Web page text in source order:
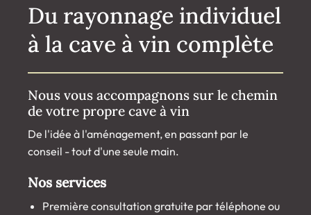
Du rayonnage individuel
à la cave à vin complète
Nous vous accompagnons sur le chemin
de votre propre cave à vin
De l'idée à l'aménagement, en passant par le
conseil - tout d'une seule main.
Nos services
Première consultation gratuite par téléphone ou